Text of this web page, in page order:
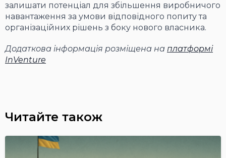
залишати потенціал для збільшення виробничого
навантаження за умови відповідного попиту та
організаційних рішень з боку нового власника.
Додаткова інформація розміщена на платформі
InVenture
Читайте також